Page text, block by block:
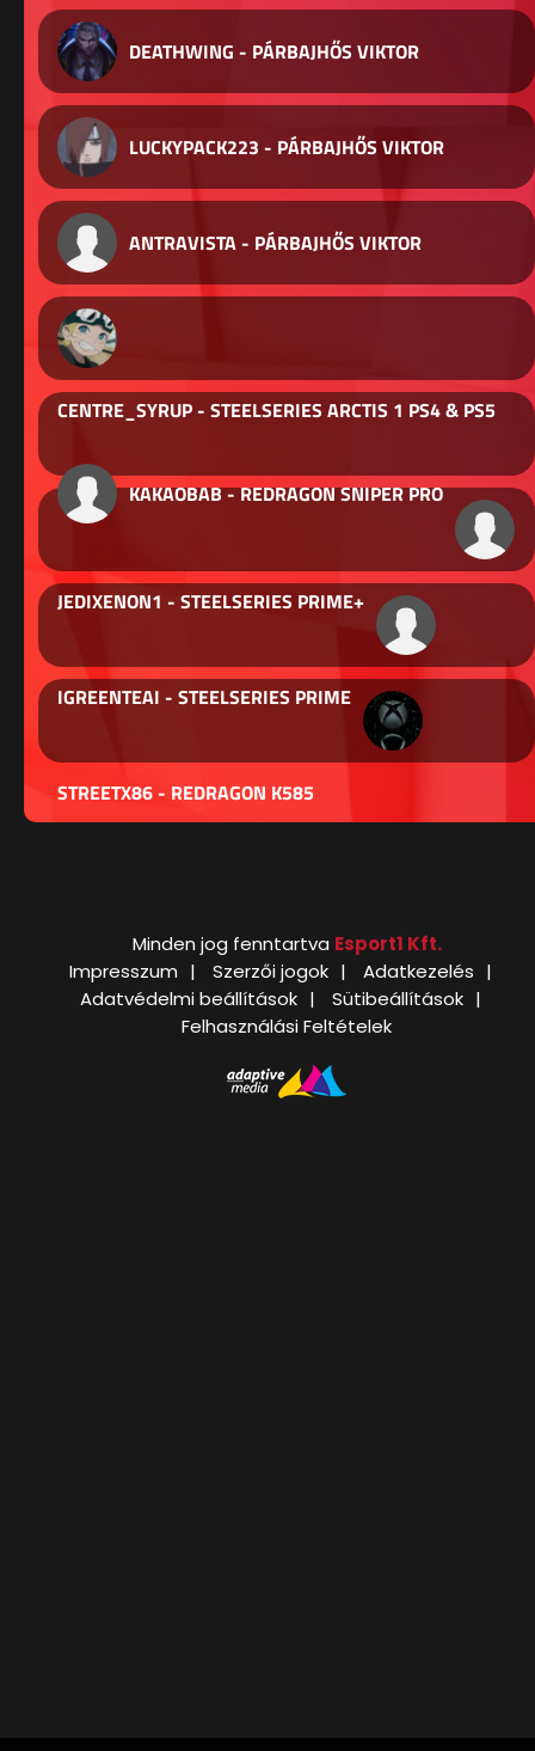
DEATHWING - PÁRBAJHŐS VIKTOR
LUCKYPACK223 - PÁRBAJHŐS VIKTOR
ANTRAVISTA - PÁRBAJHŐS VIKTOR
CENTRE_SYRUP - STEELSERIES ARCTIS 1 PS4 & PS5
KAKAOBAB - REDRAGON SNIPER PRO
JEDIXENON1 - STEELSERIES PRIME+
IGREENTEAI - STEELSERIES PRIME
STREETX86 - REDRAGON K585
Minden jog fenntartva Esport1 Kft.
Impresszum
Szerzői jogok
Adatkezelés
Adatvédelmi beállítások
Sütibeállítások
Felhasználási Feltételek